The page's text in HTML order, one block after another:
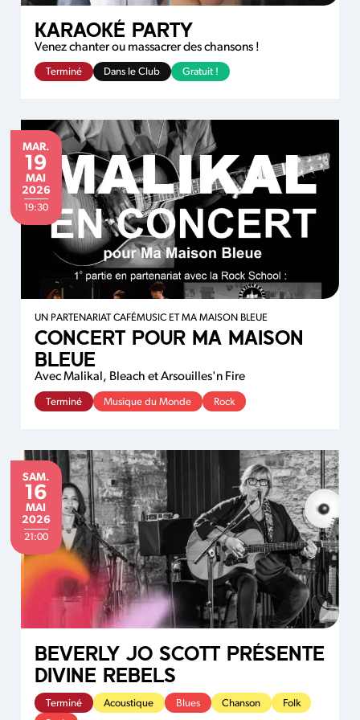
KARAOKÉ PARTY
Venez chanter ou massacrer des chansons !
Terminé Dans le Club Gratuit !
MARDI
MAR.
19
MAI
MAI
2026
19:30
UN PARTENARIAT CAFÉMUSIC ET MA MAISON BLEUE
CONCERT POUR MA MAISON
BLEUE
Avec Malikal, Bleach et Arsouilles'n Fire
Terminé Musique du Monde Rock
SAMEDI
SAM.
16
MAI
MAI
2026
21:00
BEVERLY JO SCOTT PRÉSENTE
DIVINE REBELS
Terminé Acoustique Blues Chanson
Folk